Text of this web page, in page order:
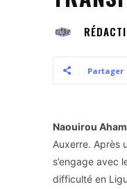
Partager
Naouirou
Auxerre. Après
s’engage avec
difficulté en